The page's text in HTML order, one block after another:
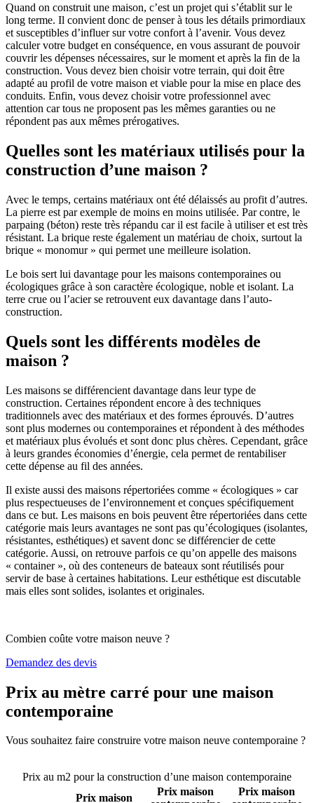
Quand on construit une maison, c’est un projet qui s’établit sur le
long terme. Il convient donc de penser à tous les détails primordiaux
et susceptibles d’influer sur votre confort à l’avenir. Vous devez
calculer votre budget en conséquence, en vous assurant de pouvoir
couvrir les dépenses nécessaires, sur le moment et après la fin de la
construction. Vous devez bien choisir votre terrain, qui doit être
adapté au profil de votre maison et viable pour la mise en place des
conduits. Enfin, vous devez choisir votre professionnel avec
attention car tous ne proposent pas les mêmes garanties ou ne
répondent pas aux mêmes prérogatives.
Quelles sont les matériaux utilisés pour la
construction d’une maison ?
Avec le temps, certains matériaux ont été délaissés au profit d’autres.
La pierre est par exemple de moins en moins utilisée. Par contre, le
parpaing (béton) reste très répandu car il est facile à utiliser et est très
résistant. La brique reste également un matériau de choix, surtout la
brique « monomur » qui permet une meilleure isolation.
Le bois sert lui davantage pour les maisons contemporaines ou
écologiques grâce à son caractère écologique, noble et isolant. La
terre crue ou l’acier se retrouvent eux davantage dans l’auto-
construction.
Quels sont les différents modèles de
maison ?
Les maisons se différencient davantage dans leur type de
construction. Certaines répondent encore à des techniques
traditionnels avec des matériaux et des formes éprouvés. D’autres
sont plus modernes ou contemporaines et répondent à des méthodes
et matériaux plus évolués et sont donc plus chères. Cependant, grâce
à leurs grandes économies d’énergie, cela permet de rentabiliser
cette dépense au fil des années.
Il existe aussi des maisons répertoriées comme « écologiques » car
plus respectueuses de l’environnement et conçues spécifiquement
dans ce but. Les maisons en bois peuvent être répertoriées dans cette
catégorie mais leurs avantages ne sont pas qu’écologiques (isolantes,
résistantes, esthétiques) et savent donc se différencier de cette
catégorie. Aussi, on retrouve parfois ce qu’on appelle des maisons
« container », où des conteneurs de bateaux sont réutilisés pour
servir de base à certaines habitations. Leur esthétique est discutable
mais elles sont solides, isolantes et originales.
Combien coûte votre maison neuve ?
Demandez des devis
Prix au mètre carré pour une maison
contemporaine
Vous souhaitez faire construire votre maison neuve contemporaine ?
Prix au m2 pour la construction d’une maison contemporaine
Prix maison
Prix maison
Prix maison